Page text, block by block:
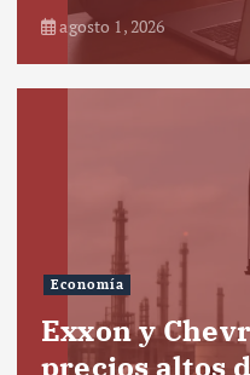
agosto 1, 2026
Economía
Exxon y
precios altos